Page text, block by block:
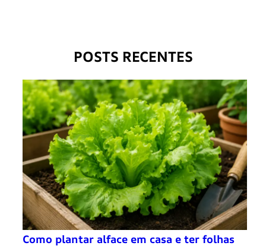
POSTS RECENTES
Como plantar alface em casa e ter folhas